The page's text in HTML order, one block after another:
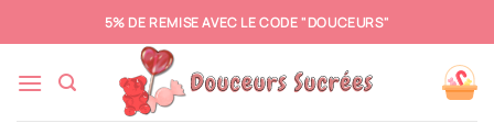
au
5% DE REMISE AVEC LE CODE "DOUCEURS"